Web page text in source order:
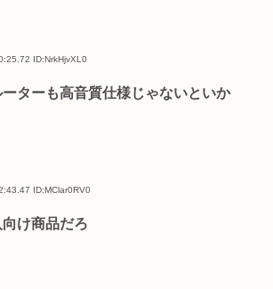
ID:NrkHjvXL0
ターも高音質仕様じゃないといか
ID:MClar0RV0
け商品だろ